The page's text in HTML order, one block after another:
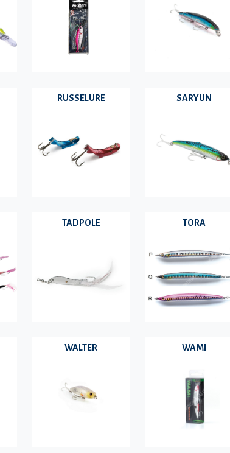
RUSSELURE SARYUN
TADPOLE TORA
WALTER WAMI